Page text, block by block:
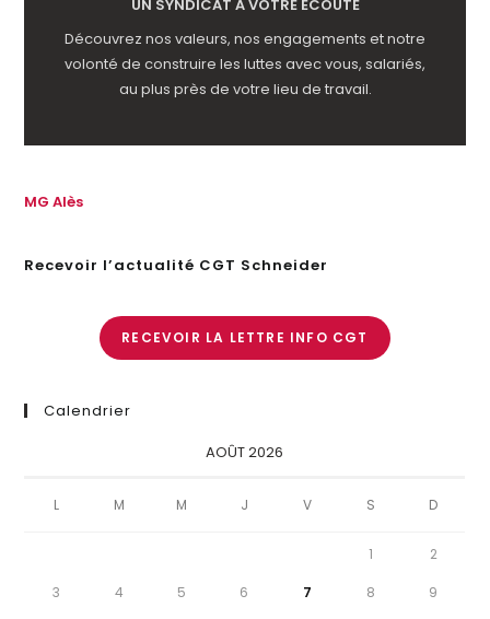
UN SYNDICAT À VOTRE ÉCOUTE
Découvrez nos valeurs, nos engagements et notre
volonté de construire les luttes avec vous, salariés,
au plus près de votre lieu de travail.
MG Alès
Recevoir l’actualité CGT Schneider
RECEVOIR LA LETTRE INFO CGT
Calendrier
AOÛT 2026
L M M J V S D
1 2
3 4 5 6 7 8 9